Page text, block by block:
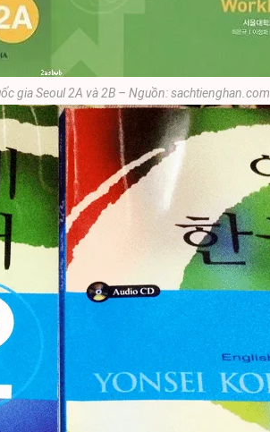
gia Seoul 2A và 2B – Nguồn: sachtienghan.com